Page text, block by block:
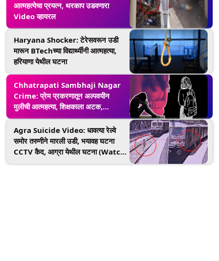
आत्महत्येचा प्रयत्न, थरकाप उडवणारा
Video व्हायरल
Haryana Shocker: टेरेसवरून उडी
मारून BTechच्या विद्यार्थ्यींनी आत्महत्या,
हरियाणा येथील घटना
Chhatrapati Sambhaji Nagar
Crime: प्रेम प्रकरणातून अल्पवयीन
मुलीची आत्महत्या, शिक्षकाला अटक,
संभाजीनगर येथील घटना
Agra Suicide Video: धावत्या रेल्वे
समोर तरुणीने मारली उडी, भयावह घटना
CCTV कैद, आग्रा येथील घटना (Watch